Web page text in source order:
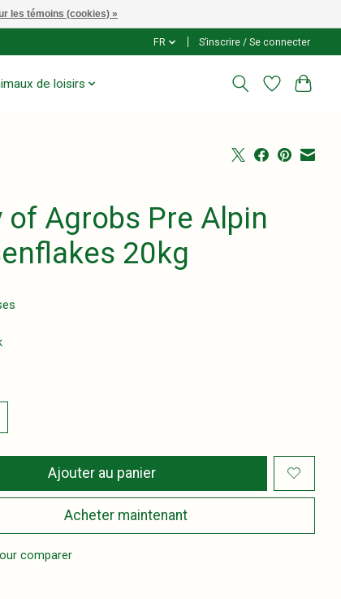
FR S’inscrire / Se connecter
de loisirs
of Agrobs Pre Alpin
20kg
Ajouter au panier
Acheter maintenant
comparer
les témoins (cookies) »